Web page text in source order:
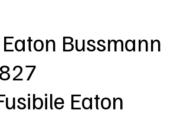
Bussmann
Eaton